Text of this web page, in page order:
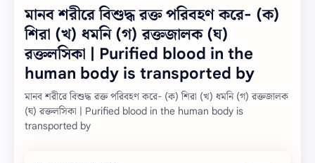
মানব শরীরে বিশুদ্ধ রক্ত পরিবহণ করে- (ক)
শিরা (খ) ধমনি (গ) রক্তজালক (ঘ)
রক্তলসিকা | Purified blood in the
human body is transported by
মানব শরীরে বিশুদ্ধ রক্ত পরিবহণ করে- (ক) শিরা (খ) ধমনি (গ) রক্তজালক
(ঘ) রক্তলসিকা | Purified blood in the human body is
transported by